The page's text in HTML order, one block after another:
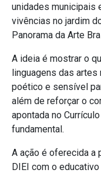
unidades municipais
vivências no jardim
Panorama da Arte
A ideia é mostrar o
linguagens das artes
poético e sensível
além de reforçar o
apontada no
fundamental.
A ação é oferecida a
DIEI com o